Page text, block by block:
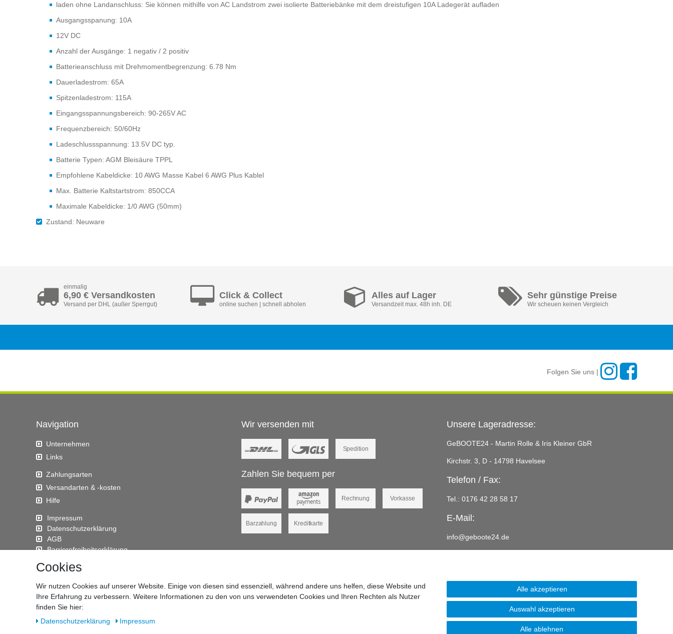
laden ohne Landanschluss: Sie können mithilfe von AC Landstrom zwei isolierte Batteriebänke mit dem dreistufigen 10A Ladegerät aufladen
Ausgangsspanung: 10A
12V DC
Anzahl der Ausgänge: 1 negativ / 2 positiv
Batterieanschluss mit Drehmomentbegrenzung: 6.78 Nm
Dauerladestrom: 65A
Spitzenladestrom: 115A
Eingangsspannungsbereich: 90-265V AC
Frequenzbereich: 50/60Hz
Ladeschlussspannung: 13.5V DC typ.
Batterie Typen: AGM Bleisäure TPPL
Empfohlene Kabeldicke: 10 AWG Masse Kabel 6 AWG Plus Kablel
Max. Batterie Kaltstartstrom: 850CCA
Maximale Kabeldicke: 1/0 AWG (50mm)
Zustand: Neuware
einmalig
6,90 € Versandkosten
Versand per DHL (außer Sperrgut)
Click & Collect
online suchen | schnell abholen
Alles auf Lager
Versandzeit max. 48h inh. DE
Sehr günstige Preise
Wir scheuen keinen Vergleich
Folgen Sie uns |
Navigation
Unternehmen
Links
Zahlungsarten
Versandarten & -kosten
Hilfe
Impressum
Daten­schutz­erklärung
AGB
Barrierefreiheitserklärung
Kontakt
Vertrag widerrufen
Wir versenden mit
Spedition
Zahlen Sie bequem per
Rechnung Vorkasse
Barzahlung Kreditkarte
Unsere Lageradresse:
GeBOOTE24 - Martin Rolle & Iris Kleiner GbR
Kirchstr. 3, D - 14798 Havelsee
Telefon / Fax:
Tel.: 0176 42 28 58 17
E-Mail:
info@geboote24.de
Cookies
Wir nutzen Cookies auf unserer Website. Einige von diesen sind essenziell, während andere uns helfen, diese Website und
Ihre Erfahrung zu verbessern. Weitere Informationen zu den von uns verwendeten Cookies und Ihren Rechten als Nutzer
finden Sie hier:
Daten­schutz­erklärung
Impressum
Alle akzeptieren
Auswahl akzeptieren
Alle ablehnen